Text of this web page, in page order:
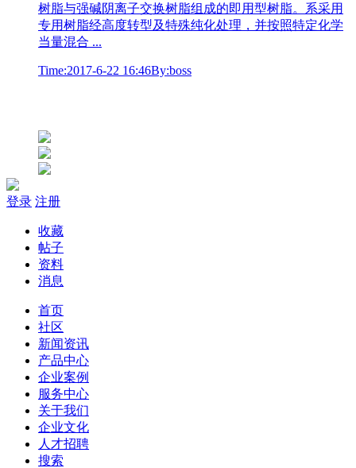
树脂与强碱阴离子交换树脂组成的即用型树脂。系采用
专用树脂经高度转型及特殊纯化处理，并按照特定化学
当量混合 ...
Time:2017-6-22 16:46By:boss
登录 注册
收藏
帖子
资料
消息
首页
社区
新闻资讯
产品中心
企业案例
服务中心
关于我们
企业文化
人才招聘
搜索